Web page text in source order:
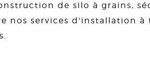
de silo à grains,
nos services d'installation à